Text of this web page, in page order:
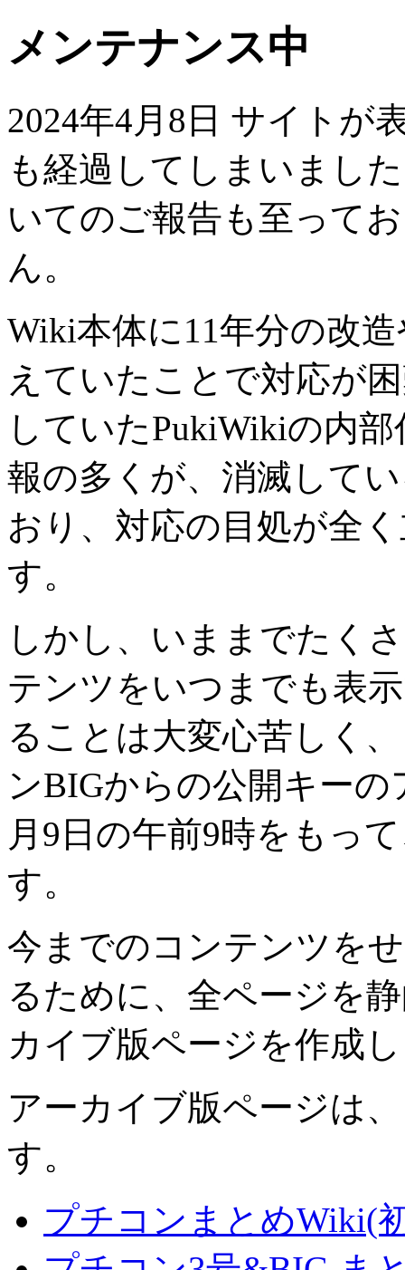
メンテナンス中
2024年4月8日 サイトが
も経過してしまいまし
いてのご報告も至って
ん。
Wiki本体に11年分の改
えていたことで対応が
していたPukiWikiの内
報の多くが、消滅して
おり、対応の目処が全
す。
しかし、いままでたく
テンツをいつまでも表
ることは大変心苦しく
ンBIGからの公開キー
月9日の午前9時をもっ
す。
今までのコンテンツを
るために、全ページを
カイブ版ページを作成
アーカイブ版ページは
す。
プチコンまとめWiki(